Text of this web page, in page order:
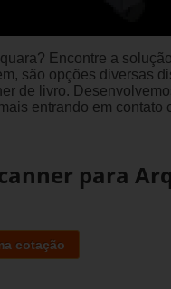
Encontre a
são opções diversas
de livro.
entrando em contato
para
cotação